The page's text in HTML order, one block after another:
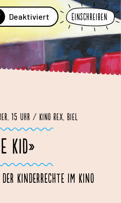
Deaktiviert Einschreiben
15 Uhr / Kino Rex, Biel
KID»
Kinderrechte im Kino